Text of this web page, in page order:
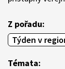
Z pořadu:
Týden v
Témata: